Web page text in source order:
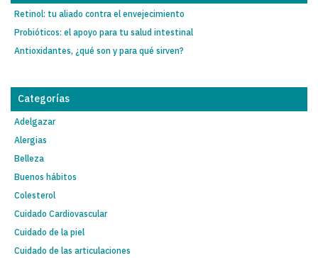
Retinol: tu aliado contra el envejecimiento
Probióticos: el apoyo para tu salud intestinal
Antioxidantes, ¿qué son y para qué sirven?
Categorías
Adelgazar
Alergias
Belleza
Buenos hábitos
Colesterol
Cuidado Cardiovascular
Cuidado de la piel
Cuidado de las articulaciones